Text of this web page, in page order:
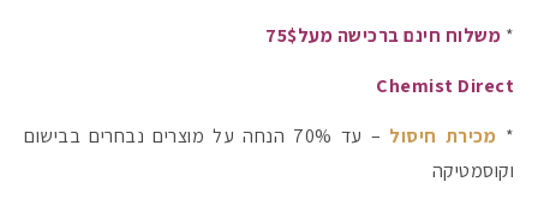
* משלוח חינם ברכישה מעל75$
Chemist Direct
* מכירת חיסול
– עד 70% הנחה על מוצרים נבחרים בבישום
וקוסמטיקה